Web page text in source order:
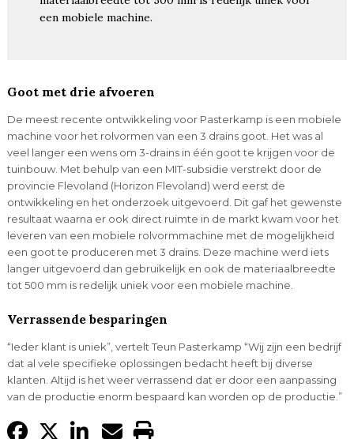
een mobiele machine.
Goot met drie afvoeren
De meest recente ontwikkeling voor Pasterkamp is een mobiele
machine voor het rolvormen van een 3 drains goot. Het was al
veel langer een wens om 3-drains in één goot te krijgen voor de
tuinbouw. Met behulp van een MIT-subsidie verstrekt door de
provincie Flevoland (Horizon Flevoland) werd eerst de
ontwikkeling en het onderzoek uitgevoerd. Dit gaf het gewenste
resultaat waarna er ook direct ruimte in de markt kwam voor het
leveren van een mobiele rolvormmachine met de mogelijkheid
een goot te produceren met 3 drains. Deze machine werd iets
langer uitgevoerd dan gebruikelijk en ook de materiaalbreedte
tot 500 mm is redelijk uniek voor een mobiele machine.
Verrassende besparingen
“Ieder klant is uniek”, vertelt Teun Pasterkamp “Wij zijn een bedrijf
dat al vele specifieke oplossingen bedacht heeft bij diverse
klanten. Altijd is het weer verrassend dat er door een aanpassing
van de productie enorm bespaard kan worden op de productie.”